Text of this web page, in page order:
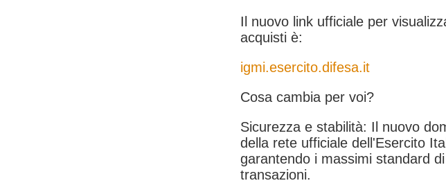
Il nuovo link ufficiale per
acquisti è:
igmi.esercito.difesa.it
Cosa cambia per voi?
Sicurezza e stabilità: Il nuovo
della rete ufficiale dell'Esercito
garantendo i massimi standard
transazioni.